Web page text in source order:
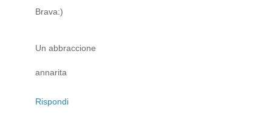
Brava:)
Un abbraccione
annarita
Rispondi